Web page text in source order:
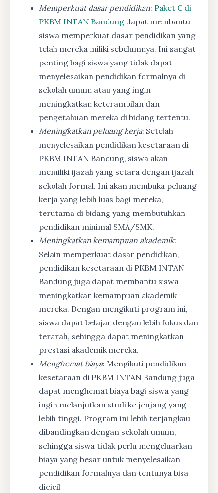
Memperkuat dasar pendidikan: Paket C di
PKBM INTAN Bandung dapat membantu
siswa memperkuat dasar pendidikan yang
telah mereka miliki sebelumnya. Ini sangat
penting bagi siswa yang tidak dapat
menyelesaikan pendidikan formalnya di
sekolah umum atau yang ingin
meningkatkan keterampilan dan
pengetahuan mereka di bidang tertentu.
Meningkatkan peluang kerja: Setelah
menyelesaikan pendidikan kesetaraan di
PKBM INTAN Bandung, siswa akan
memiliki ijazah yang setara dengan ijazah
sekolah formal. Ini akan membuka peluang
kerja yang lebih luas bagi mereka,
terutama di bidang yang membutuhkan
pendidikan minimal SMA/SMK.
Meningkatkan kemampuan akademik:
Selain memperkuat dasar pendidikan,
pendidikan kesetaraan di PKBM INTAN
Bandung juga dapat membantu siswa
meningkatkan kemampuan akademik
mereka. Dengan mengikuti program ini,
siswa dapat belajar dengan lebih fokus dan
terarah, sehingga dapat meningkatkan
prestasi akademik mereka.
Menghemat biaya: Mengikuti pendidikan
kesetaraan di PKBM INTAN Bandung juga
dapat menghemat biaya bagi siswa yang
ingin melanjutkan studi ke jenjang yang
lebih tinggi. Program ini lebih terjangkau
dibandingkan dengan sekolah umum,
sehingga siswa tidak perlu mengeluarkan
biaya yang besar untuk menyelesaikan
pendidikan formalnya dan tentunya bisa
dicicil